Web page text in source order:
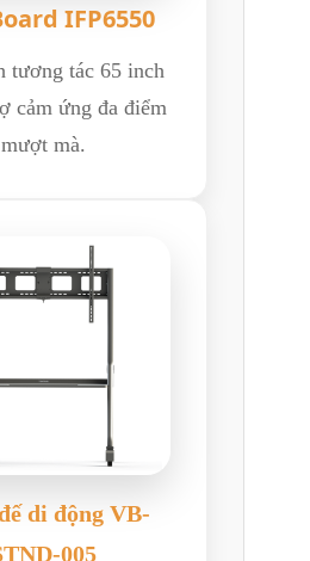
IFP6550
tương tác 65 inch
cảm ứng đa điểm
mượt mà.
di động VB-
005